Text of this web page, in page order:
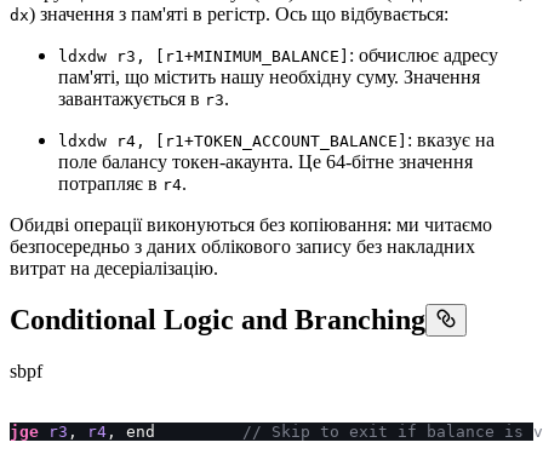
dx) значення з пам'яті в регістр. Ось що відбувається:
ldxdw r3, [r1+MINIMUM_BALANCE] : обчислює адресу
пам'яті, що містить нашу необхідну суму. Значення
завантажується в r3.
ldxdw r4, [r1+TOKEN_ACCOUNT_BALANCE] : вказує на
поле балансу токен-акаунта. Це 64-бітне значення
потрапляє в r4.
Обидві операції виконуються без копіювання: ми читаємо
безпосередньо з даних облікового запису без накладних
витрат на десеріалізацію.
Conditional Logic and Branching
sbpf
jge r3 , r4 , end // Skip to exit if balance is